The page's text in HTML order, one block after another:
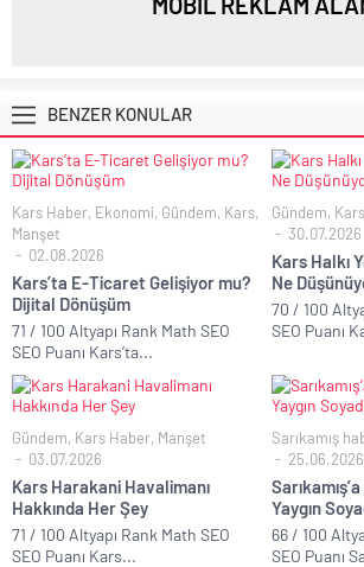
BENZER KONULAR
Kars Haber, Ekonomi, Gündem, Kars,
Manşet
02.08.2026
Kars’ta E-Ticaret Gelişiyor mu?
Dijital Dönüşüm
71 / 100 Altyapı Rank Math SEO
SEO Puanı Kars’ta...
Gündem, Kars
30.07.2026
Kars Halkı
Ne
70 / 100
SEO Puanı
Gündem, Kars Haber, Manşet
03.07.2026
Kars Harakani Havalimanı
Hakkında Her Şey
71 / 100 Altyapı Rank Math SEO
SEO Puanı Kars...
Sarıkamış
25.06.2026
Yaygın
66 / 100
SEO Puanı